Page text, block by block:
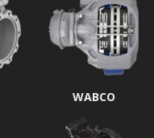
WABCO